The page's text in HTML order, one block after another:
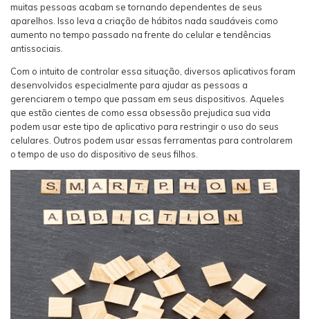
muitas pessoas acabam se tornando dependentes de seus
aparelhos. Isso leva a criação de hábitos nada saudáveis como
aumento no tempo passado na frente do celular e tendências
antissociais.
Com o intuito de controlar essa situação, diversos aplicativos foram
desenvolvidos especialmente para ajudar as pessoas a
gerenciarem o tempo que passam em seus dispositivos. Aqueles
que estão cientes de como essa obsessão prejudica sua vida
podem usar este tipo de aplicativo para restringir o uso do seus
celulares. Outros podem usar essas ferramentas para controlarem
o tempo de uso do dispositivo de seus filhos.